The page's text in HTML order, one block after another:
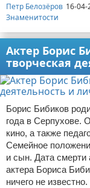
Петр Белозёров 16-04-
Знаменитости
Актер Борис
творческая
Борис Бибиков
года в Серпухове.
кино, а также
Семейное
и сын. Дата смерти
актера Бориса
ничего не